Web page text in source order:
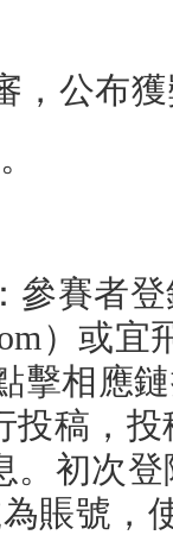
，公布
參賽者
）或宜
擊相應
投稿，
。初次
賬號，